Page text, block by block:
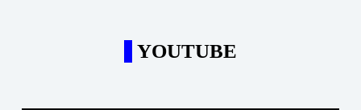
YOUTUBE